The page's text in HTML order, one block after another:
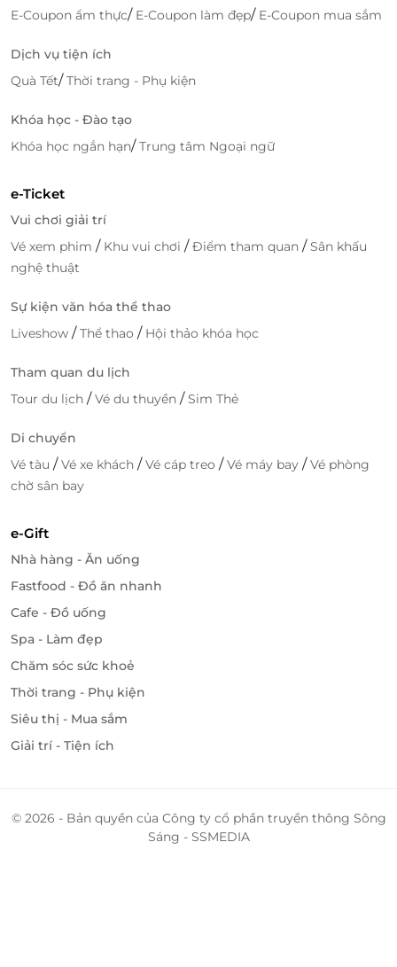
E-Coupon ẩm thực/ E-Coupon làm đẹp/ E-Coupon mua sắm
Dịch vụ tiện ích
Quà Tết/Thời trang - Phụ kiện
Khóa học - Đào tạo
Khóa học ngắn hạn/Trung tâm Ngoại ngữ
e-Ticket
Vui chơi giải trí
Vé xem phim / Khu vui chơi /Điểm tham quan /Sân khấu
nghệ thuật
Sự kiện văn hóa thể thao
Liveshow /Thể thao / Hội thảo khóa học
Tham quan du lịch
Tour du lịch /Vé du thuyền /Sim Thẻ
Di chuyển
Vé tàu /Vé xe khách /Vé cáp treo /Vé máy bay /Vé phòng
chờ sân bay
e-Gift
Nhà hàng - Ăn uống
Fastfood - Đồ ăn nhanh
Cafe - Đồ uống
Spa - Làm đẹp
Chăm sóc sức khoẻ
Thời trang - Phụ kiện
Siêu thị - Mua sắm
Giải trí - Tiện ích
© 2026 - Bản quyền của Công ty cổ phần truyền thông Sông
Sáng - SSMEDIA